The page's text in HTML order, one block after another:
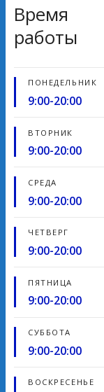
Время
работы
ПОНЕДЕЛЬНИК
9:00-20:00
ВТОРНИК
9:00-20:00
СРЕДА
9:00-20:00
ЧЕТВЕРГ
9:00-20:00
ПЯТНИЦА
9:00-20:00
СУББОТА
9:00-20:00
ВОСКРЕСЕНЬЕ